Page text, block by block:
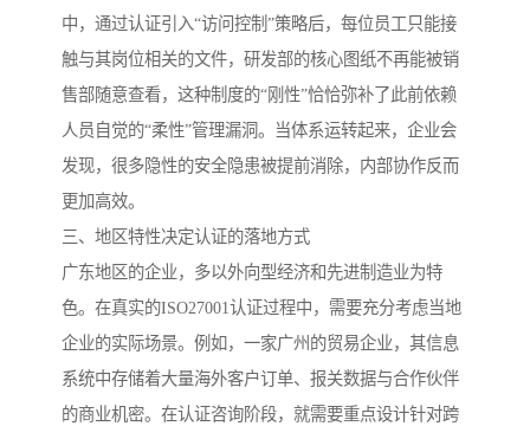
中，通过认证引入“访问控制”策略后，每位员工只能接
触与其岗位相关的文件，研发部的核心图纸不再能被销
售部随意查看，这种制度的“刚性”恰恰弥补了此前依赖
人员自觉的“柔性”管理漏洞。当体系运转起来，企业会
发现，很多隐性的安全隐患被提前消除，内部协作反而
更加高效。
三、地区特性决定认证的落地方式
广东地区的企业，多以外向型经济和先进制造业为特
色。在真实的ISO27001认证过程中，需要充分考虑当地
企业的实际场景。例如，一家广州的贸易企业，其信息
系统中存储着大量海外客户订单、报关数据与合作伙伴
的商业机密。在认证咨询阶段，就需要重点设计针对跨